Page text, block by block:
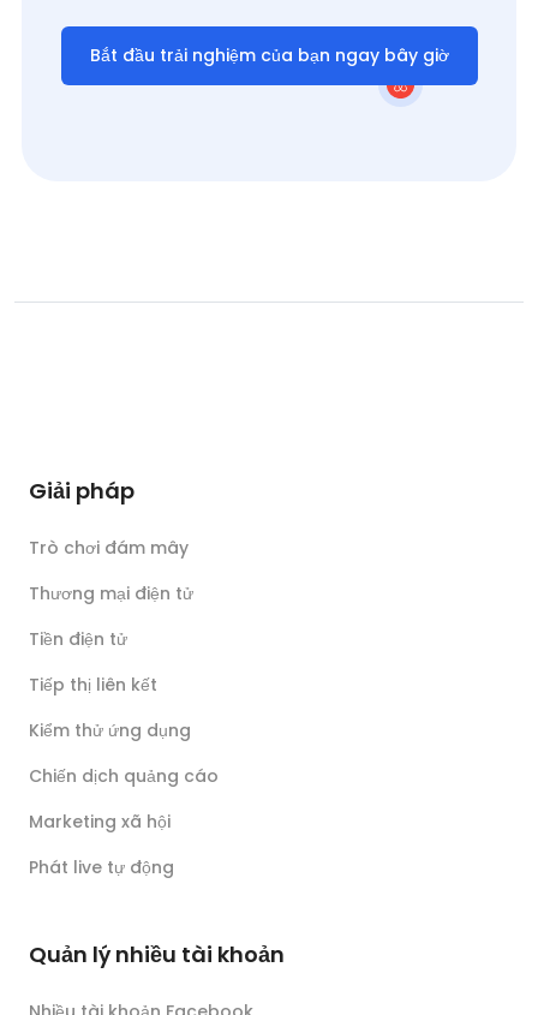
Bắt đầu trải nghiệm của bạn ngay bây giờ
Giải pháp
Trò chơi đám mây
Thương mại điện tử
Tiền điện tử
Tiếp thị liên kết
Kiểm thử ứng dụng
Chiến dịch quảng cáo
Marketing xã hội
Phát live tự động
Quản lý nhiều tài khoản